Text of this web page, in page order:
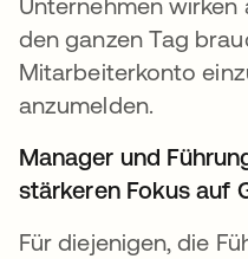
den ganzen Tag
Mitarbeiterkonto
anzumelden.
Manager und
stärkeren Fokus auf
Für diejenigen, die